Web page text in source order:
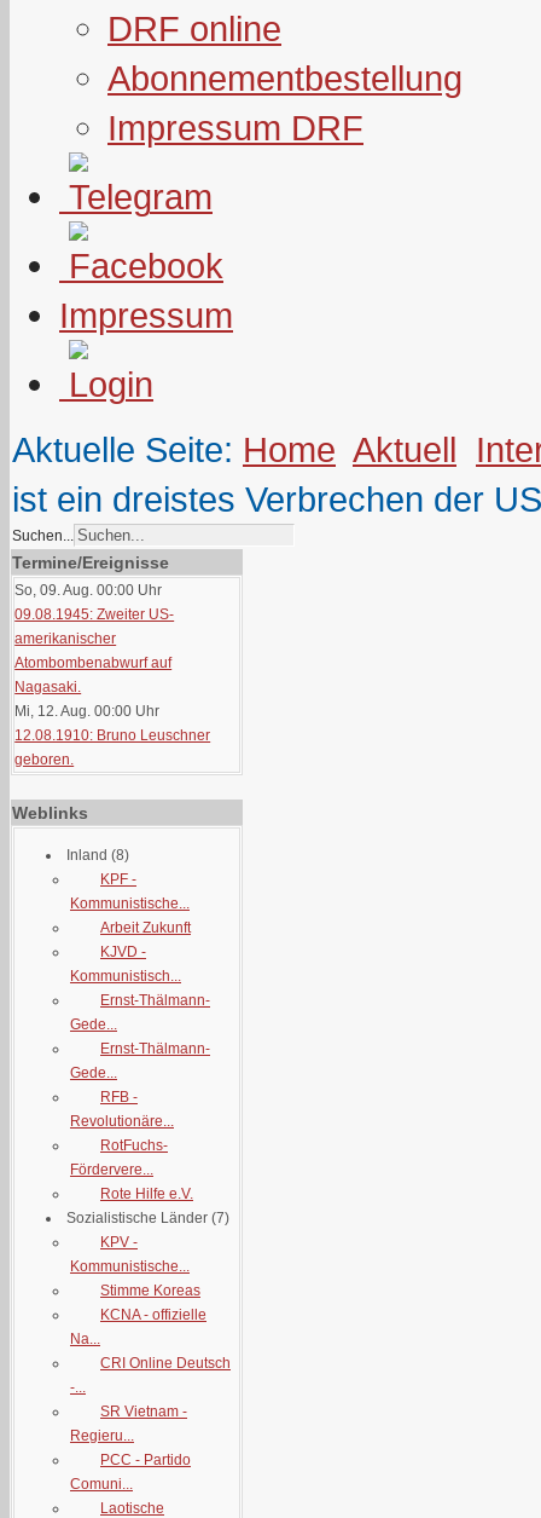
DRF online
Abonnementbestellung
Impressum DRF
Impressum
Aktuelle Seite: Home Aktuell
ist ein dreistes Verbrechen der
Suchen...
Termine/Ereignisse
So, 09. Aug. 00:00 Uhr
09.08.1945: Zweiter US-
amerikanischer
Atombombenabwurf auf
Nagasaki.
Mi, 12. Aug. 00:00 Uhr
12.08.1910: Bruno Leuschner
geboren.
Weblinks
Inland (8)
KPF -
Kommunistische...
Arbeit Zukunft
KJVD -
Kommunistisch...
Ernst-Thälmann-
Gede...
Ernst-Thälmann-
Gede...
RFB -
Revolutionäre...
RotFuchs-
Fördervere...
Rote Hilfe e.V.
Sozialistische Länder (7)
KPV -
Kommunistische...
Stimme Koreas
KCNA - offizielle
Na...
CRI Online Deutsch
-...
SR Vietnam -
Regieru...
PCC - Partido
Comuni...
Laotische